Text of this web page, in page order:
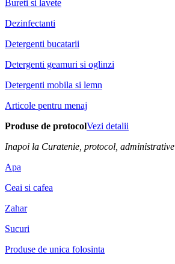
Bureti si lavete
Dezinfectanti
Detergenti bucatarii
Detergenti geamuri si oglinzi
Detergenti mobila si lemn
Articole pentru menaj
Produse de protocolVezi detalii
Inapoi la Curatenie, protocol, administrative
Apa
Ceai si cafea
Zahar
Sucuri
Produse de unica folosinta